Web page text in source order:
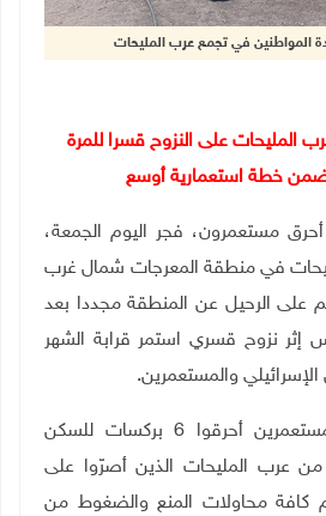
في تجمع عرب المليحات
المليحات على النزوح قسرا للمرة
ضمن خطة استعمارية أوسع
8-2025 وفا- أحرق مستعمرون، فجر اليوم الجمعة،
في منطقة المعرجات شمال غرب
على الرحيل عن المنطقة مجددا بعد
إثر نزوح قسري استمر قرابة الشهر
الإسرائيلي والمستعمرين.
وأفاد مراسلنا، إن المستعمرين أحرقوا 6 بركسات للسكن
20 عائلة من عرب المليحات الذين أصرّوا على
كافة محاولات المنع والضغوط من